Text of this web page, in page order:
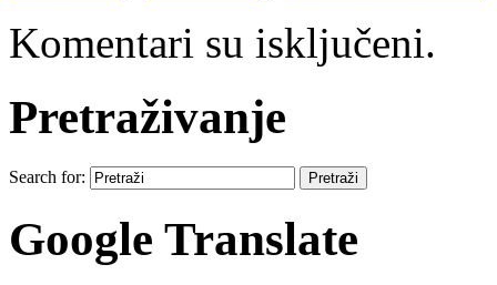
Komentari su isključeni.
Pretraživanje
Search for:
Google Translate